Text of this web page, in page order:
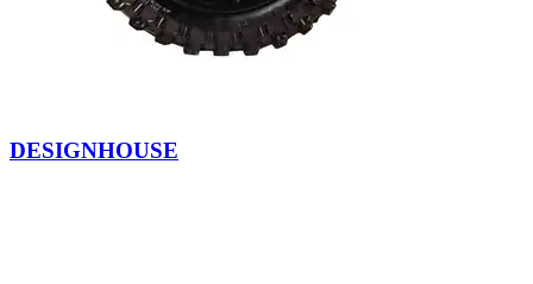
DESIGNHOUSE